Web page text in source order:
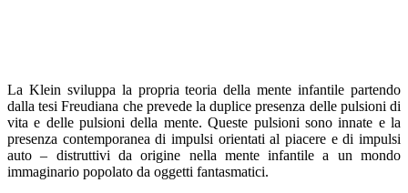
La Klein sviluppa la propria teoria della mente infantile partendo
dalla tesi Freudiana che prevede la duplice presenza delle pulsioni di
vita e delle pulsioni della mente. Queste pulsioni sono innate e la
presenza contemporanea di impulsi orientati al piacere e di impulsi
auto – distruttivi da origine nella mente infantile a un mondo
immaginario popolato da oggetti fantasmatici.